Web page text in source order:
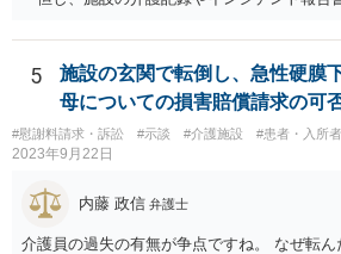
れているのであれば消防の記録等を調査して
る可能性があるかどうかまでは判断できませ
故・医療事故でも同様です。 一度弁護士に
事件として依頼された方が良いと思います。
5
施設の玄関で転倒し、急性硬膜
母についての損害賠償請求の可
#慰謝料請求・訴訟 #示談 #介護施設 #患者・入所
2023年9月22日
内藤 政信 弁護士
介護員の過失の有無が争点ですね。 なぜ転